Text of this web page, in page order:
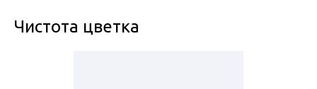
Чистота цветка